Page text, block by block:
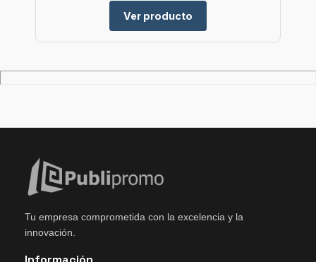
Ver producto
Tu empresa comprometida con la excelencia y la
innovación.